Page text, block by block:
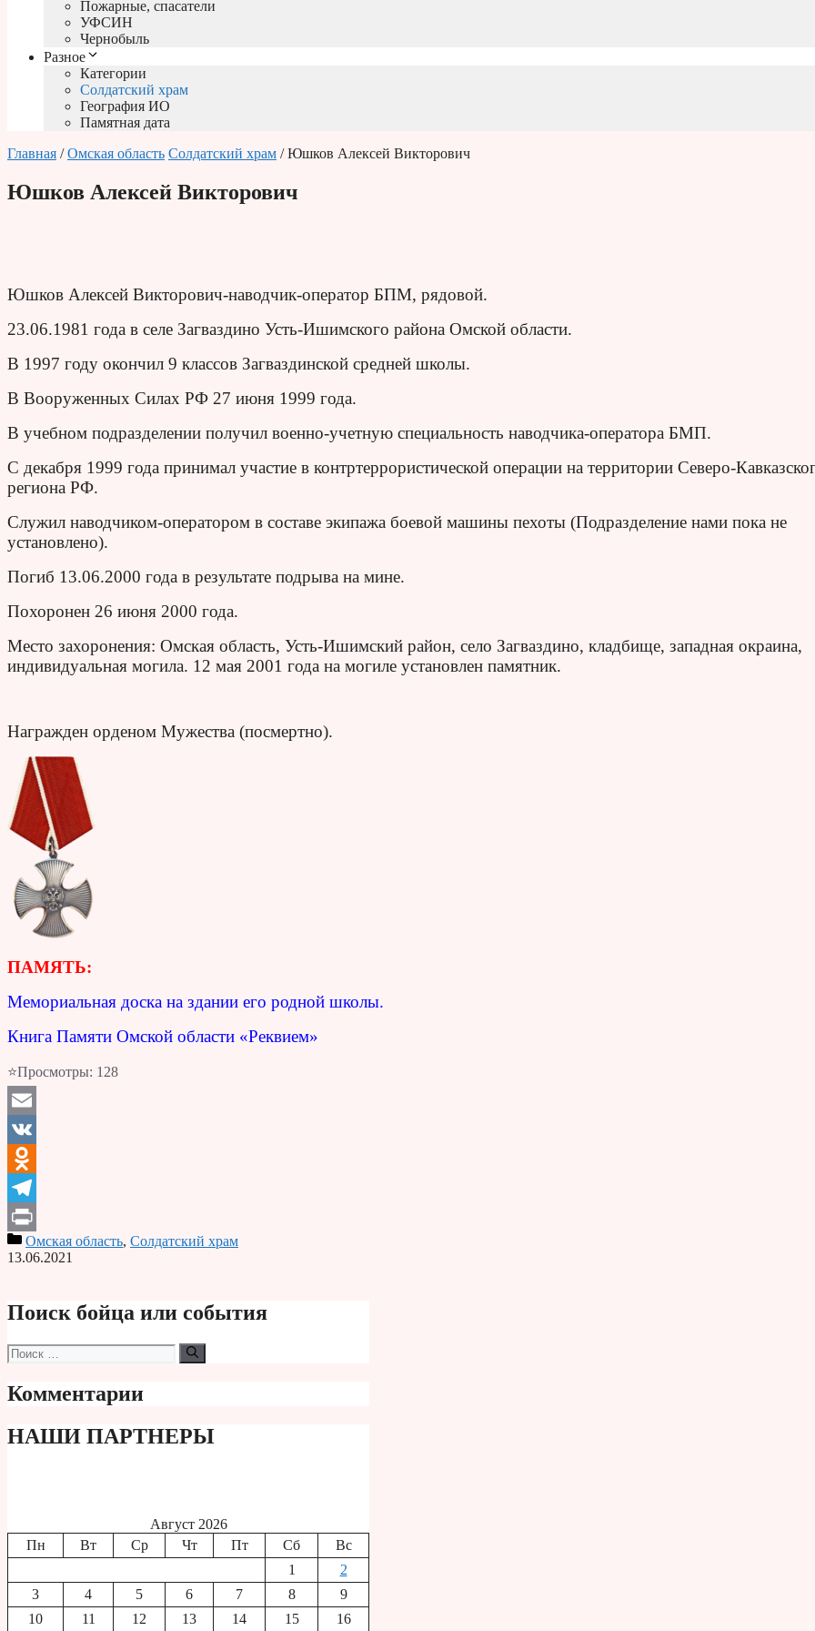
Пожарные, спасатели
УФСИН
Чернобыль
Разное
Категории
Солдатский храм
География ИО
Памятная дата
Главная /Омская область Солдатский храм / Юшков Алексей Викторович
Юшков Алексей Викторович
Юшков Алексей Викторович-наводчик-оператор БПМ, рядовой.
23.06.1981 года в селе Загваздино Усть-Ишимского района Омской области.
В 1997 году окончил 9 классов Загваздинской средней школы.
В Вооруженных Силах РФ 27 июня 1999 года.
В учебном подразделении получил военно-учетную специальность наводчика-оператора БМП.
С декабря 1999 года принимал участие в контртеррористической операции на территории Северо-
региона РФ.
Служил наводчиком-оператором в составе экипажа боевой машины пехоты (Подразделение нами пока не
установлено).
Погиб 13.06.2000 года в результате подрыва на мине.
Похоронен 26 июня 2000 года.
Место захоронения: Омская область, Усть-Ишимский район, село Загваздино, кладбище, западная окраина,
индивидуальная могила. 12 мая 2001 года на могиле установлен памятник.
Награжден орденом Мужества (посмертно).
ПАМЯТЬ:
Мемориальная доска на здании его родной школы.
Книга Памяти Омской области «Реквием»
⭐Просмотры: 128
Email
VK
Odnoklassniki
Telegram
PrintОмская область, Солдатский храм
13.06.2021
Поиск бойца или события
Поиск:
Комментарии
НАШИ ПАРТНЕРЫ
Август 2026
Пн
Вт Ср Чт Пт Сб
Вс
1
2
3
4 5 6 7 8
9
10
11 12 13 14 15 16